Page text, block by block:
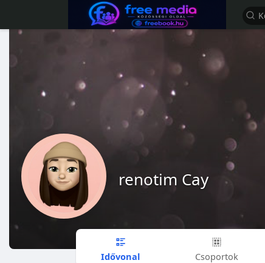
renotim Cay
Idővonal Csoportok